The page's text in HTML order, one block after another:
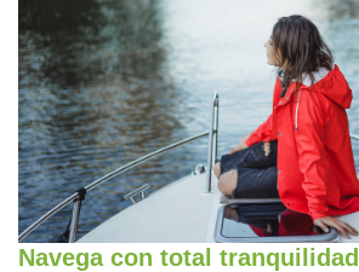
Navega con total tranquilidad